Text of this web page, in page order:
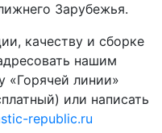
Зарубежья.
качеству и сборке
нашим
«Горячей линии»
или написать
republic.ru